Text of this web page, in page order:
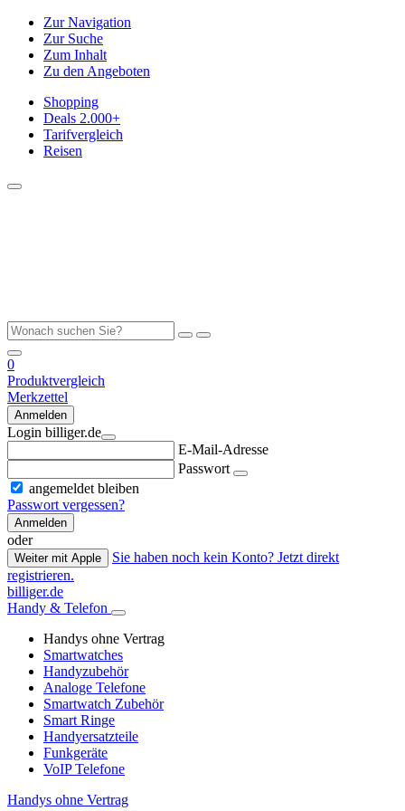
Zur Navigation
Zur Suche
Zum Inhalt
Zu den Angeboten
Shopping
Deals 2.000+
Tarifvergleich
Reisen
0
Produktvergleich
Merkzettel
Anmelden
Login billiger.de
E-Mail-Adresse
Passwort
angemeldet bleiben
Passwort vergessen?
Anmelden
oder
Weiter mit Apple
Sie haben noch kein Konto? Jetzt direkt
registrieren.
billiger.de
Handy & Telefon
Handys ohne Vertrag
Smartwatches
Handyzubehör
Analoge Telefone
Smartwatch Zubehör
Smart Ringe
Handyersatzteile
Funkgeräte
VoIP Telefone
Handys ohne Vertrag